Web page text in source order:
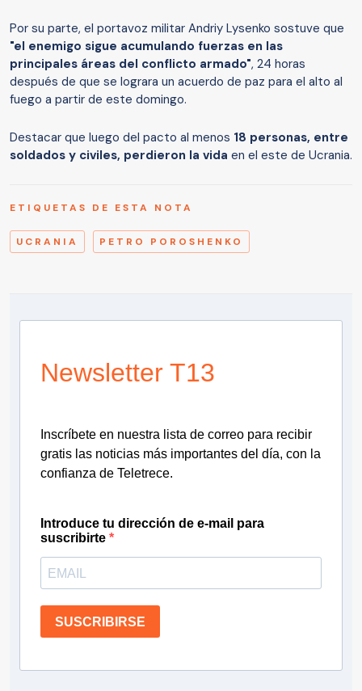
Por su parte, el portavoz militar Andriy Lysenko sostuve que
"el enemigo sigue acumulando fuerzas en las
principales áreas del conflicto armado", 24 horas
después de que se lograra un acuerdo de paz para el alto al
fuego a partir de este domingo.
Destacar que luego del pacto al menos 18 personas, entre
soldados y civiles, perdieron la vida en el este de Ucrania.
ETIQUETAS DE ESTA NOTA
UCRANIA PETRO POROSHENKO
Newsletter T13
Inscríbete en nuestra lista de correo para recibir
gratis las noticias más importantes del día, con la
confianza de Teletrece.
Introduce tu dirección de e-mail para
suscribirte
SUSCRIBIRSE